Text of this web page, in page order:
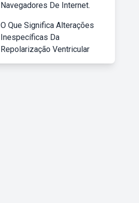
Navegadores De Internet.
O Que Significa Alterações
Inespecíficas Da
Repolarização Ventricular